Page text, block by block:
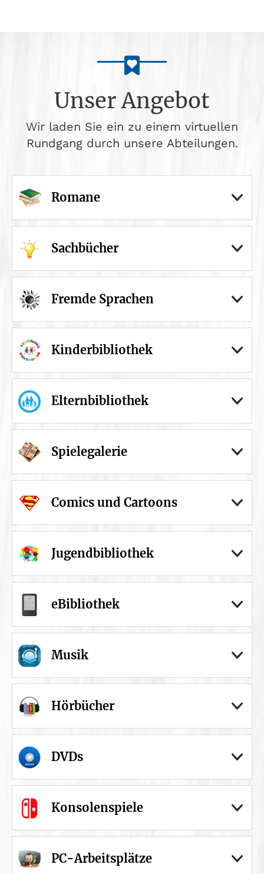
Unser Angebot
Wir laden Sie ein zu einem virtuellen
Rundgang durch unsere Abteilungen.
Romane
Sachbücher
Fremde Sprachen
Kinderbibliothek
Elternbibliothek
Spielegalerie
Comics und Cartoons
Jugendbibliothek
eBibliothek
Musik
Hörbücher
DVDs
Konsolenspiele
PC-Arbeitsplätze